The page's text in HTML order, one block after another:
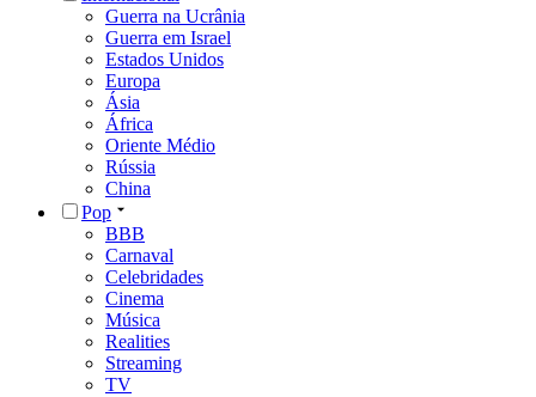
Guerra na Ucrânia
Guerra em Israel
Estados Unidos
Europa
Ásia
África
Oriente Médio
Rússia
China
Pop
BBB
Carnaval
Celebridades
Cinema
Música
Realities
Streaming
TV